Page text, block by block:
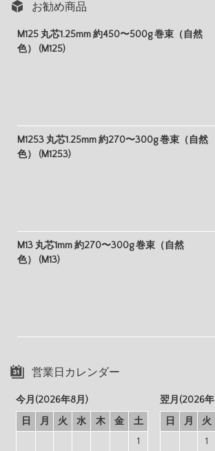
お勧め商品
M125 丸芯1.25mm 約450〜500g 巻束（自然
色） (M125)
M1253 丸芯1.25mm 約270〜300g 巻束（自然
色） (M1253)
M13 丸芯1mm 約270〜300g 巻束（自然
色） (M13)
営業日カレンダー
今月(2026年8月)
日
月 火 水 木 金
土
1
翌月(2026
日
月 火
1